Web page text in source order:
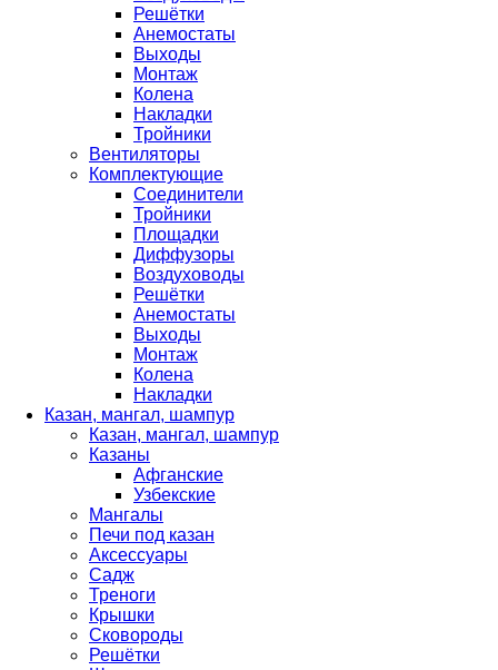
Решётки
Анемостаты
Выходы
Монтаж
Колена
Накладки
Тройники
Вентиляторы
Комплектующие
Соединители
Тройники
Площадки
Диффузоры
Воздуховоды
Решётки
Анемостаты
Выходы
Монтаж
Колена
Накладки
Казан, мангал, шампур
Казан, мангал, шампур
Казаны
Афганские
Узбекские
Мангалы
Печи под казан
Аксессуары
Садж
Треноги
Крышки
Сковороды
Решётки